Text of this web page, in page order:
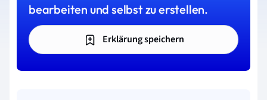
bearbeiten und selbst zu erstellen.
Erklärung speichern